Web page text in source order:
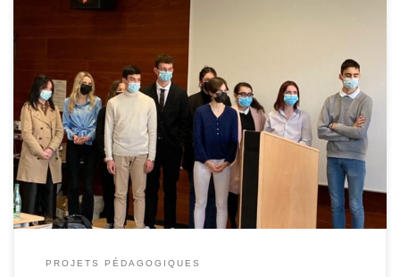
Phase 1 : concours qualificatif Le samedi 12 février 2022 sous
l’égide du Lions club de la Ferté Gaucher et de Coulommiers, 10
élèves de terminales du Campus de Coulommiers […]
PROJETS PÉDAGOGIQUES